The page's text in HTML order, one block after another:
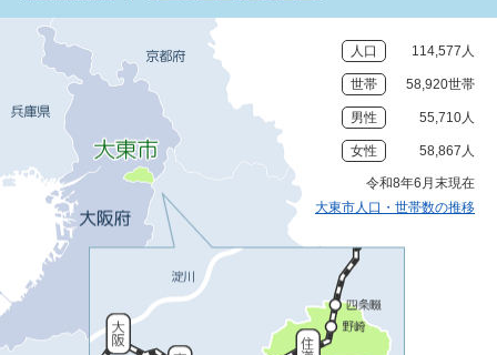
人口 114,577人
世帯 58,920世帯
男性 55,710人
女性 58,867人
令和8年6月末現在
大東市人口・世帯数の推移